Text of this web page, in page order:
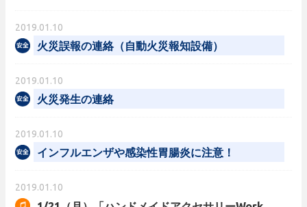
2019.01.10
火災誤報の連絡（自動火災報知設備）
2019.01.10
火災発生の連絡
2019.01.10
インフルエンザや感染性胃腸炎に注意！
2019.01.10